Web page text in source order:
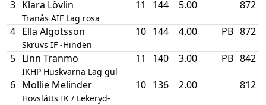
3 Klara Lövlin
Tranås AIF Lag rosa
11 144 5.00 872
4 Ella Algotsson
Skruvs IF -Hinden
10 144 4.00 PB 872
5 Linn Tranmo
IKHP Huskvarna Lag gul
11 140 3.00 PB 842
6 Mollie Melinder
Hovslätts IK / Lekeryd-
10 136 2.00 812